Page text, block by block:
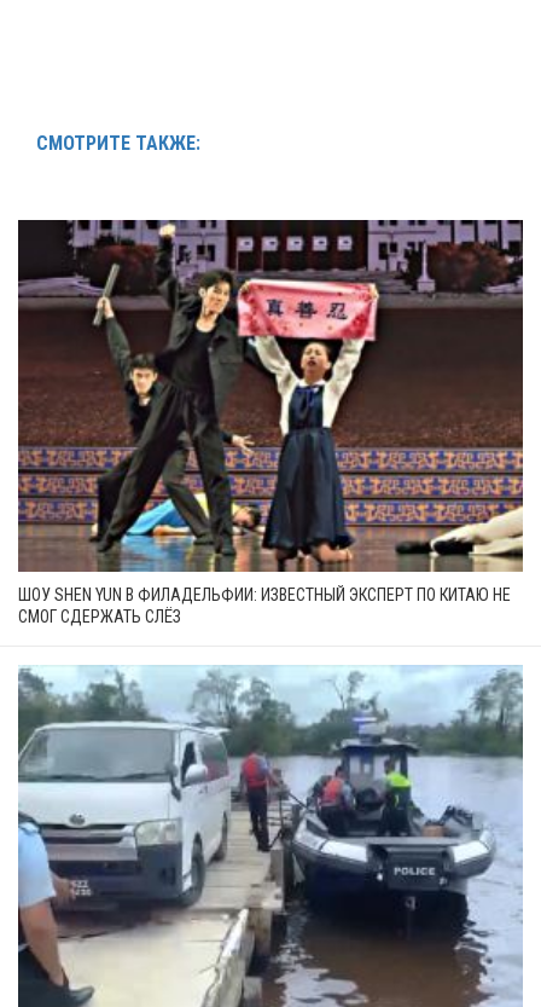
СМОТРИТЕ ТАКЖЕ:
ШОУ SHEN YUN В ФИЛАДЕЛЬФИИ: ИЗВЕСТНЫЙ ЭКСПЕРТ ПО КИТАЮ НЕ
СМОГ СДЕРЖАТЬ СЛЁЗ